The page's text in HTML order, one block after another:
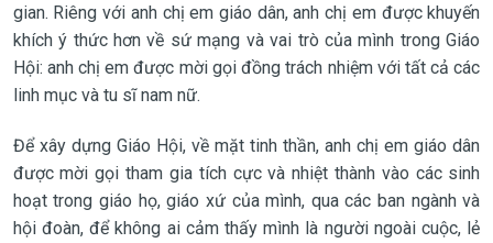
gian. Riêng với anh chị em giáo dân, anh chị em được khuyến
khích ý thức hơn về sứ mạng và vai trò của mình trong Giáo
Hội: anh chị em được mời gọi đồng trách nhiệm với tất cả các
linh mục và tu sĩ nam nữ.
Để xây dựng Giáo Hội, về mặt tinh thần, anh chị em giáo dân
được mời gọi tham gia tích cực và nhiệt thành vào các sinh
hoạt trong giáo họ, giáo xứ của mình, qua các ban ngành và
hội đoàn, để không ai cảm thấy mình là người ngoài cuộc, lẻ